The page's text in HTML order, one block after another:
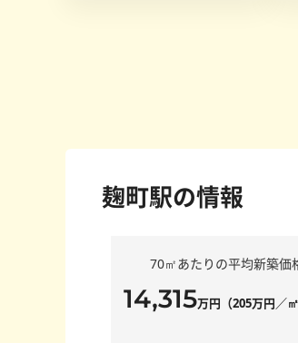
麹町駅の情報
70㎡あたりの平均新築価
14,315万円（205万円／㎡